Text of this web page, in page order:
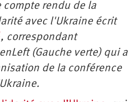
rendu de la
avec l'Ukraine écrit
, correspondant
(Gauche verte) qui a
de la conférence